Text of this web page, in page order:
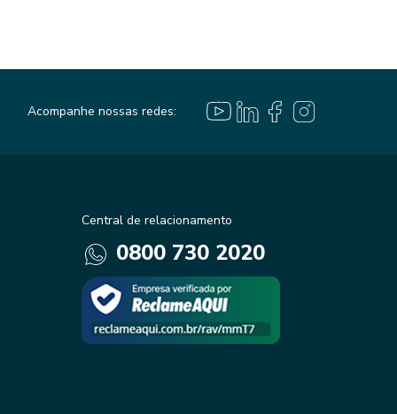
Acompanhe nossas redes:
Central de relacionamento
0800 730 2020